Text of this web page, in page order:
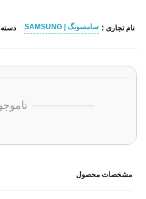
نام تجاری : سامسونگ | SAMSUNG دسته
مشخصات محصول